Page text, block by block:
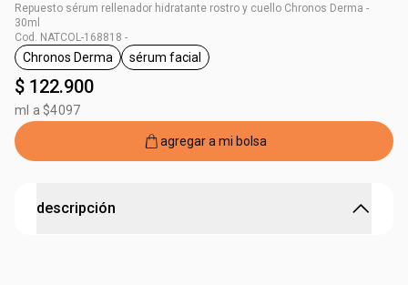
Repuesto sérum rellenador hidratante rostro y cuello Chronos Derma -
30ml
Cod. NATCOL-168818 -
general.tag Chronos Derma
Chronos Derma
general.tag sérum facial
sérum facial
$ 122.900
ml a $4097
agregar a mi bolsa
descripción